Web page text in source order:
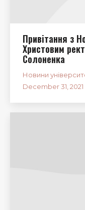
Привітання з
Христовим
Солоненка
Новини
December 31, 2021